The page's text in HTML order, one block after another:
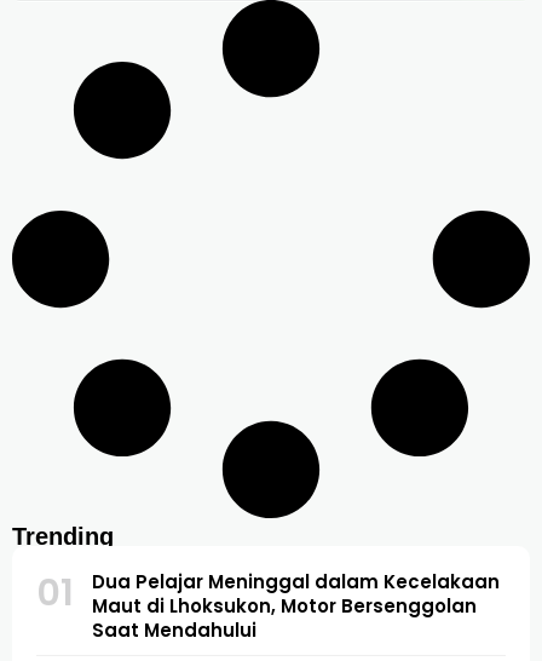
Trending
01
Dua Pelajar Meninggal dalam Kecelakaan
Maut di Lhoksukon, Motor Bersenggolan
Saat Mendahului